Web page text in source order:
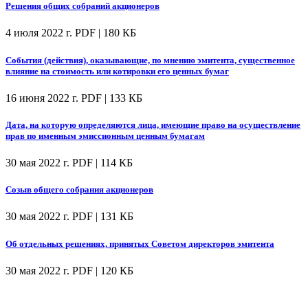
Решения общих собраний акционеров
4 июля 2022 г. PDF | 180 КБ
События (действия), оказывающие, по мнению эмитента, существенное
влияние на стоимость или котировки его ценных бумаг
16 июня 2022 г. PDF | 133 КБ
Дата, на которую определяются лица, имеющие право на осуществление
прав по именным эмиссионным ценным бумагам
30 мая 2022 г. PDF | 114 КБ
Созыв общего собрания акционеров
30 мая 2022 г. PDF | 131 КБ
Об отдельных решениях, принятых Советом директоров эмитента
30 мая 2022 г. PDF | 120 КБ